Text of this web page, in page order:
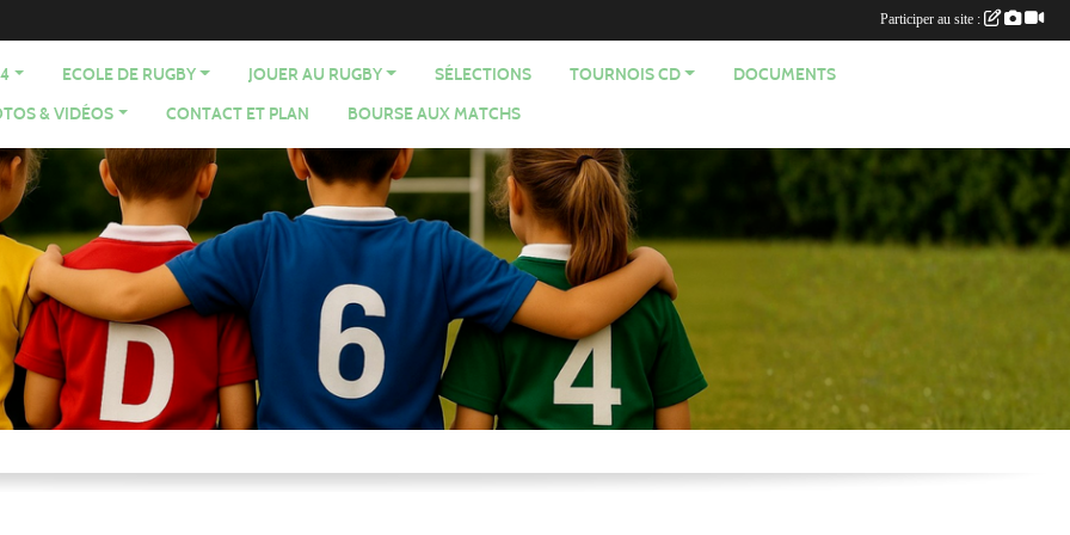
ECOLE DE RUGBY JOUER AU RUGBY SÉLECTIONS TOURNOIS CD
DOCUMENTS
& VIDÉOS CONTACT ET PLAN BOURSE AUX MATCHS
Participer au site :